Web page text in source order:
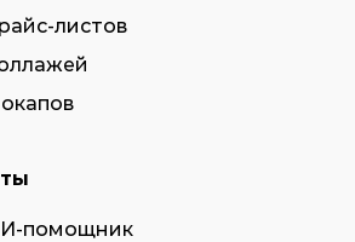
листов
помощник